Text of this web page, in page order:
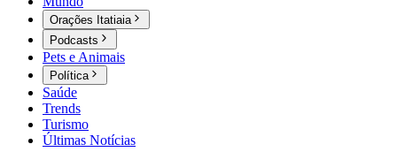
Orações Itatiaia
Podcasts
Pets e Animais
Política
Saúde
Trends
Turismo
Últimas Notícias